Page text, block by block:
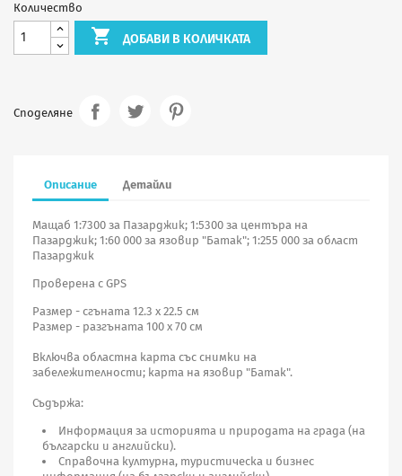
Количество
 ДОБАВИ В КОЛИЧКАТА
Споделяне
Описание Детайли
Мащаб 1:7300 за Пазарджик; 1:5300 за центъра на
Пазарджик; 1:60 000 за язовир "Батак"; 1:255 000 за област
Пазарджик
Проверена с GPS
Размер - сгъната 12.3 х 22.5 см
Размер - разгъната 100 х 70 см
Включва областна карта със снимки на
забележителности; карта на язовир "Батак".
Съдържа:
Информация за историята и природата на града (на
български и английски).
Справочна културна, туристическа и бизнес